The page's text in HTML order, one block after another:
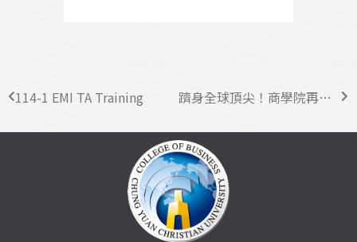
114-1 EMI TA Training 躋身全球頂尖！商學院再獲 AACSB 國際認證、BGS 分會連七年奪最高榮譽